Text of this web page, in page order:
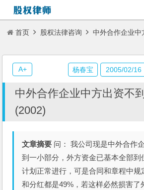
首页 股权法律咨询 中外合作企业中
(2002)
中外合作企业中方出资不
(2002)
文章摘要 问： 我公司现是中外合作
到一小部分，外方资金已基本全部到
计划正常进行，可是合同和章程中规
和分红都是49%，若这样必然损害了
杨春宝 2005/02/16
A+